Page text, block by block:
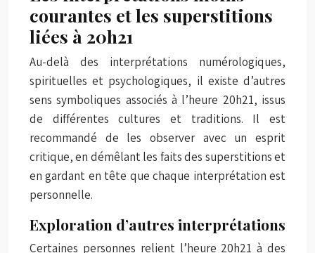
courantes et les superstitions
liées à 20h21
Au-delà des interprétations numérologiques,
spirituelles et psychologiques, il existe d’autres
sens symboliques associés à l’heure 20h21, issus
de différentes cultures et traditions. Il est
recommandé de les observer avec un esprit
critique, en démêlant les faits des superstitions et
en gardant en tête que chaque interprétation est
personnelle.
Exploration d’autres interprétations
Certaines personnes relient l’heure 20h21 à des